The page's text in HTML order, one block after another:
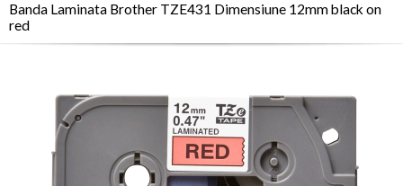
Banda Laminata Brother TZE431 Dimensiune 12mm black on
red